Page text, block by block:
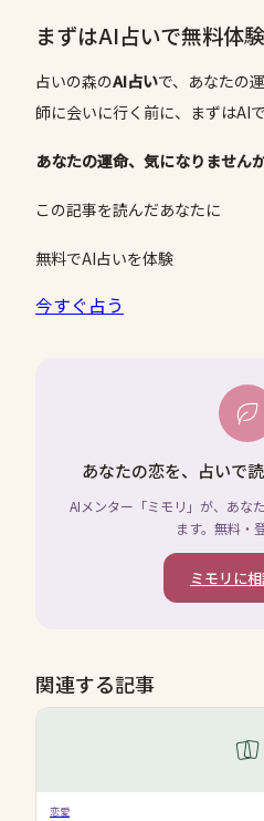
まずはAI占いで無料体験
占いの森のAI占いで、あなたの
師に会いに行く前に、まずはAI
あなたの運命、気になりません
この記事を読んだあなたに
無料でAI占いを体験
今すぐ占う
あなたの恋を、占いで
AIメンター「ミモリ」が、あな
ます。無料・
ミモリに
関連する記事
恋愛